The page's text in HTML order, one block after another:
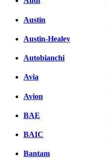
Austin
Austin-Healey
Autobianchi
Avia
Avion
BAE
BAIC
Bantam